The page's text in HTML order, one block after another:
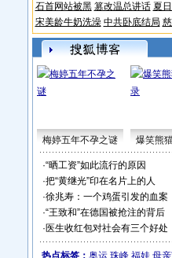
石首网站被黑 篡改温总讲话 夏
宋美龄牛奶洗澡 中共卧底结局
梅婷五年不孕之谜 爆笑熊
·“晒工资”如此流行的原因
·把“黄继光”印在名片上的人
·徐兆寿：一个鸡蛋引发的血案
·“王致和”在德国被抢注的背后
· 医生收红包对社会有三个好处
热点标签： 奥运 珠峰 福娃 母